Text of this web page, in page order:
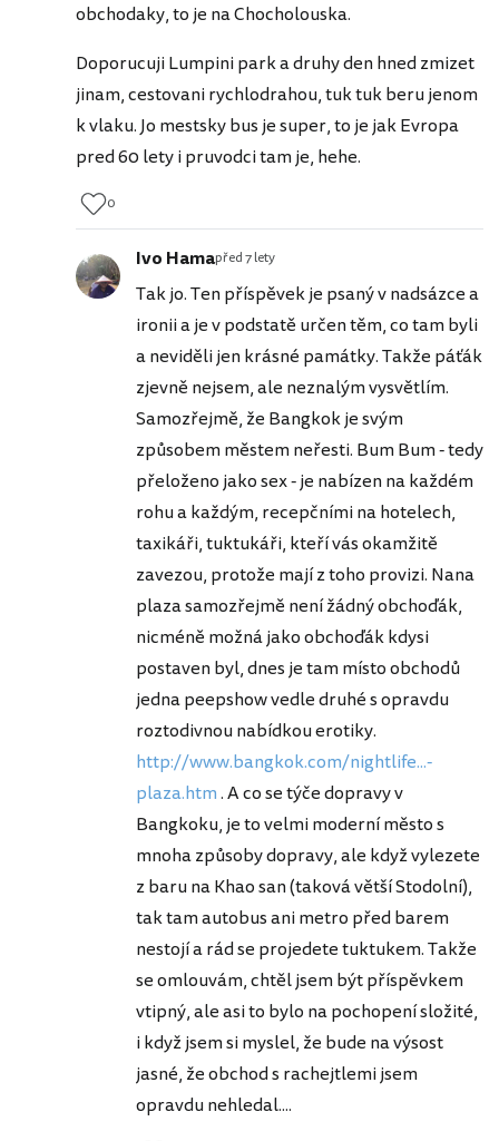
obchodaky, to je na Chocholouska.
Doporucuji Lumpini park a druhy den hned zmizet
jinam, cestovani rychlodrahou, tuk tuk beru jenom
k vlaku. Jo mestsky bus je super, to je jak Evropa
pred 60 lety i pruvodci tam je, hehe.
0
Ivo Hamapřed 7 lety
Tak jo. Ten příspěvek je psaný v nadsázce a
ironii a je v podstatě určen těm, co tam byli
a neviděli jen krásné památky. Takže páťák
zjevně nejsem, ale neznalým vysvětlím.
Samozřejmě, že Bangkok je svým
způsobem městem neřesti. Bum Bum - tedy
přeloženo jako sex - je nabízen na každém
rohu a každým, recepčními na hotelech,
taxikáři, tuktukáři, kteří vás okamžitě
zavezou, protože mají z toho provizi. Nana
plaza samozřejmě není žádný obchoďák,
nicméně možná jako obchoďák kdysi
postaven byl, dnes je tam místo obchodů
jedna peepshow vedle druhé s opravdu
roztodivnou nabídkou erotiky.
http://www.bangkok.com/nightlife...-
plaza.htm. A co se týče dopravy v
Bangkoku, je to velmi moderní město s
mnoha způsoby dopravy, ale když vylezete
z baru na Khao san (taková větší Stodolní),
tak tam autobus ani metro před barem
nestojí a rád se projedete tuktukem. Takže
se omlouvám, chtěl jsem být příspěvkem
vtipný, ale asi to bylo na pochopení složité,
i když jsem si myslel, že bude na výsost
jasné, že obchod s rachejtlemi jsem
opravdu nehledal....